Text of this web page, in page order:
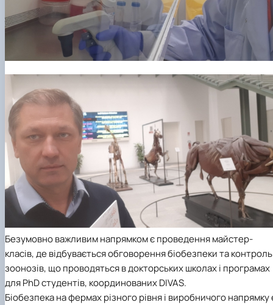
Безумовно важливим напрямком є проведення майстер-
класів, де відбувається обговорення біобезпеки та контроль
зоонозів, що проводяться в докторських школах і програмах
для PhD студентів, координованих DIVAS.
Біобезпека на фермах різного рівня і виробничого напрямку